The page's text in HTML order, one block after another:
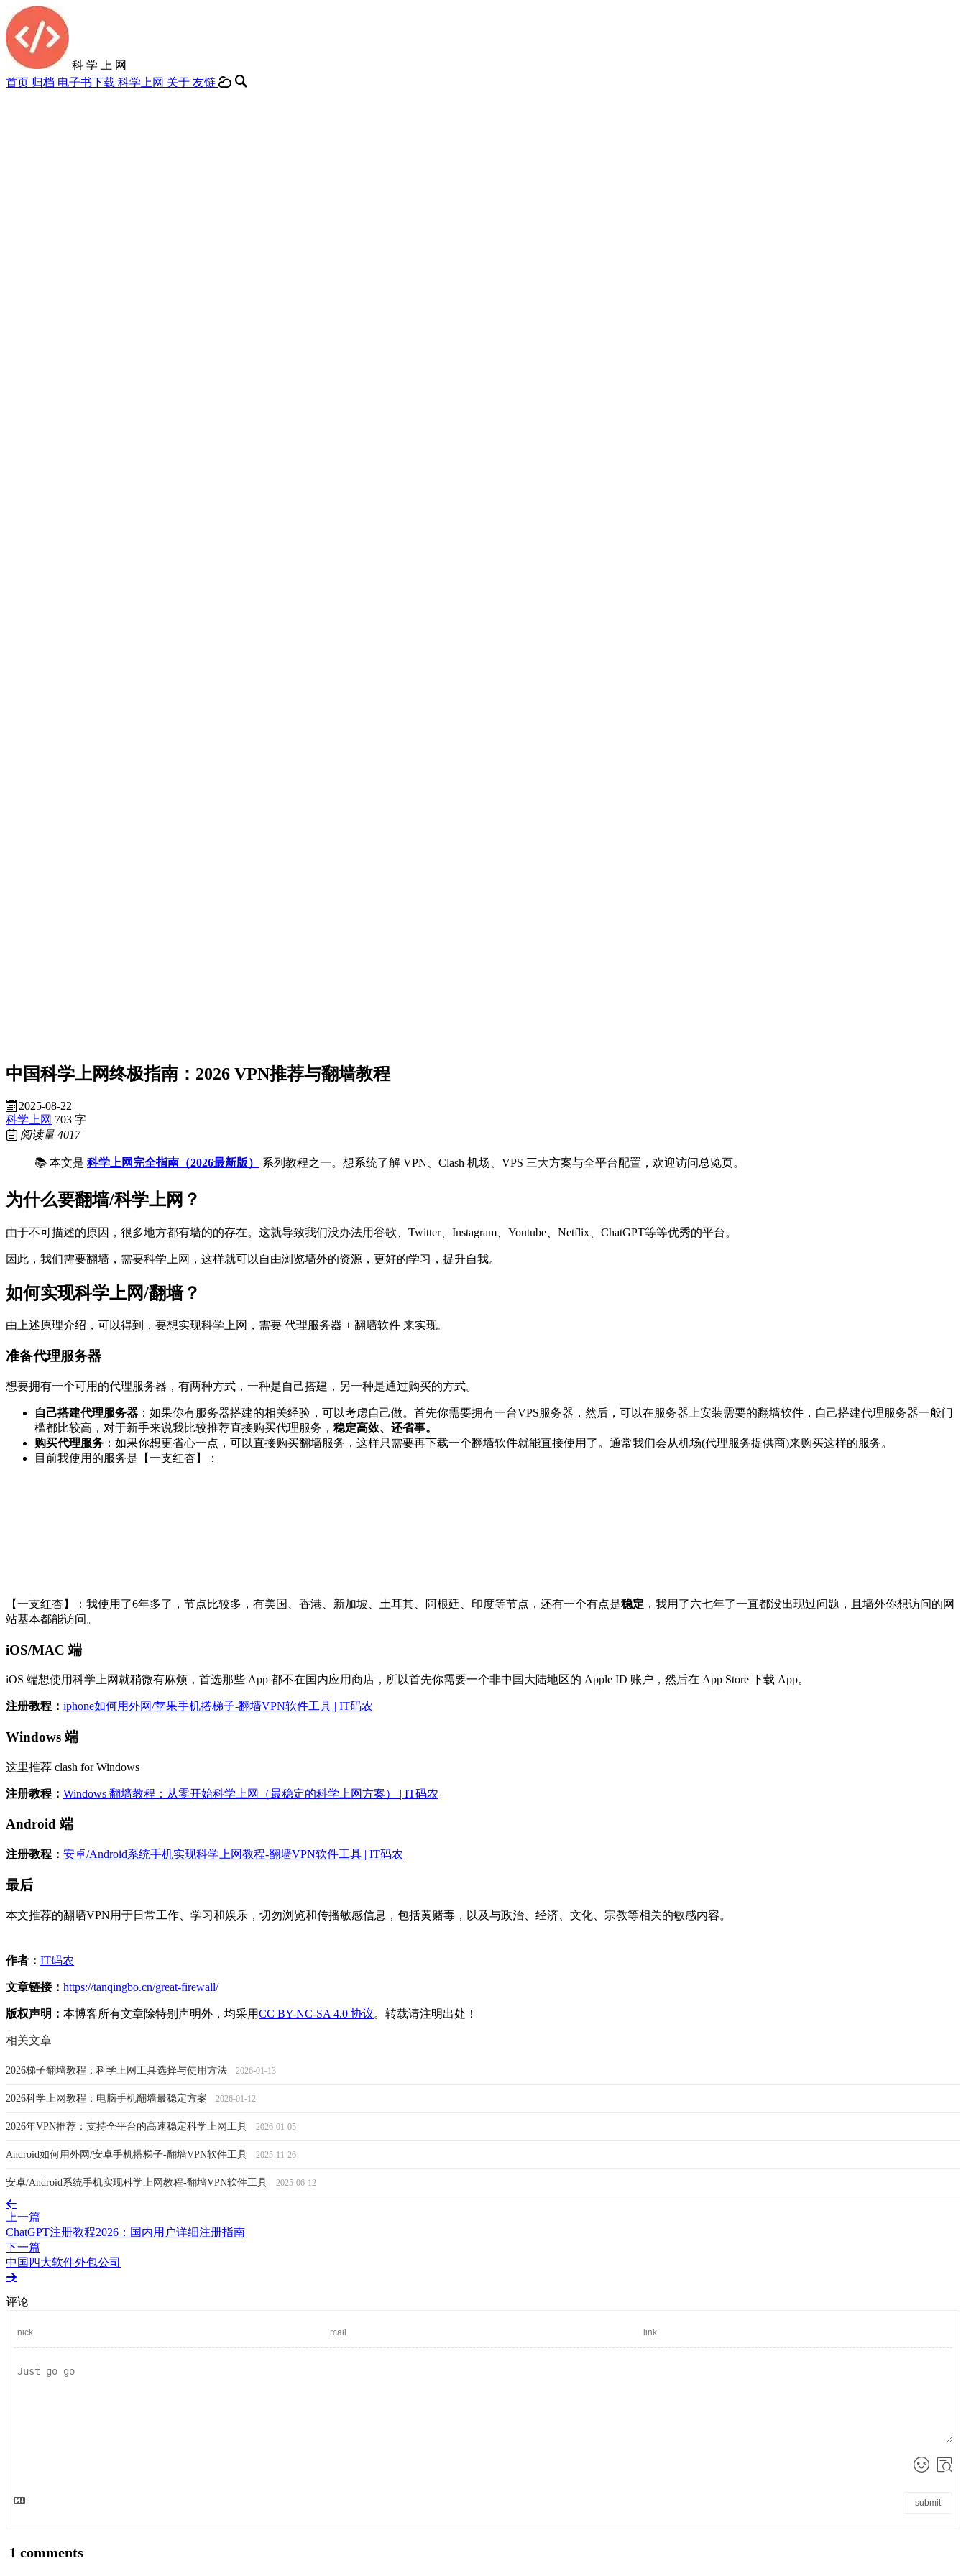
科 学 上 网
首页 归档 电子书下载 科学上网 关于 友链
中国科学上网终极指南：2026 VPN推荐与翻墙教程
2025-08-22
科学上网 703 字
阅读量4017
📚 本文是 科学上网完全指南（2026最新版） 系列教程之一。想系统了解 VPN、Clash 机场、VPS 三大方案与全平台配置，欢迎访问总览页。
为什么要翻墙/科学上网？
由于不可描述的原因，很多地方都有墙的的存在。这就导致我们没办法用谷歌、Twitter、Instagram、Youtube、Netflix、ChatGPT等等优秀的平台。
因此，我们需要翻墙，需要科学上网，这样就可以自由浏览墙外的资源，更好的学习，提升自我。
如何实现科学上网/翻墙？
由上述原理介绍，可以得到，要想实现科学上网，需要 代理服务器 + 翻墙软件 来实现。
准备代理服务器
想要拥有一个可用的代理服务器，有两种方式，一种是自己搭建，另一种是通过购买的方式。
自己搭建代理服务器 ：如果你有服务器搭建的相关经验，可以考虑自己做。首先你需要拥有一台VPS服务器，然后，可以在服务器上安装需要的翻墙软件，自己搭建代理服务器一般门
槛都比较高，对于新手来说我比较推荐直接购买代理服务， 稳定高效、还省事。
购买代理服务 ：如果你想更省心一点，可以直接购买翻墙服务，这样只需要再下载一个翻墙软件就能直接使用了。通常我们会从机场(代理服务提供商)来购买这样的服务。
目前我使用的服务是【一支红杏】：
【一支红杏】：我使用了6年多了，节点比较多，有美国、香港、新加坡、土耳其、阿根廷、印度等节点，还有一个有点是稳定 ，我用了六七年了一直都没出现过问题，且墙外你想访问的网
站基本都能访问。
iOS/MAC 端
iOS 端想使用科学上网就稍微有麻烦，首选那些 App 都不在国内应用商店，所以首先你需要一个非中国大陆地区的 Apple ID 账户，然后在 App Store 下载 App。
注册教程： iphone如何用外网/苹果手机搭梯子-翻墙VPN软件工具 | IT码农
Windows 端
这里推荐 clash for Windows
注册教程： Windows 翻墙教程：从零开始科学上网（最稳定的科学上网方案） | IT码农
Android 端
注册教程： 安卓/Android系统手机实现科学上网教程-翻墙VPN软件工具 | IT码农
最后
本文推荐的翻墙VPN用于日常工作、学习和娱乐，切勿浏览和传播敏感信息，包括黄赌毒，以及与政治、经济、文化、宗教等相关的敏感内容。
作者： IT码农
文章链接： https://tanqingbo.cn/great-firewall/
版权声明： 本博客所有文章除特别声明外，均采用CC BY-NC-SA 4.0 协议。转载请注明出处！
相关文章
2026梯子翻墙教程：科学上网工具选择与使用方法 2026-01-13
2026科学上网教程：电脑手机翻墙最稳定方案 2026-01-12
2026年VPN推荐：支持全平台的高速稳定科学上网工具 2026-01-05
Android如何用外网/安卓手机搭梯子-翻墙VPN软件工具 2025-11-26
安卓/Android系统手机实现科学上网教程-翻墙VPN软件工具 2025-06-12
上一篇
ChatGPT注册教程2026：国内用户详细注册指南
下一篇
中国四大软件外包公司
评论
submit
1 comments